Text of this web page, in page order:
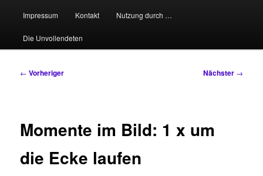
Impressum Kontakt Nutzung durch …
Die Unvollendeten
Beitragsnavigation
← Vorheriger Nächster →
Momente im Bild: 1 x um
die Ecke laufen